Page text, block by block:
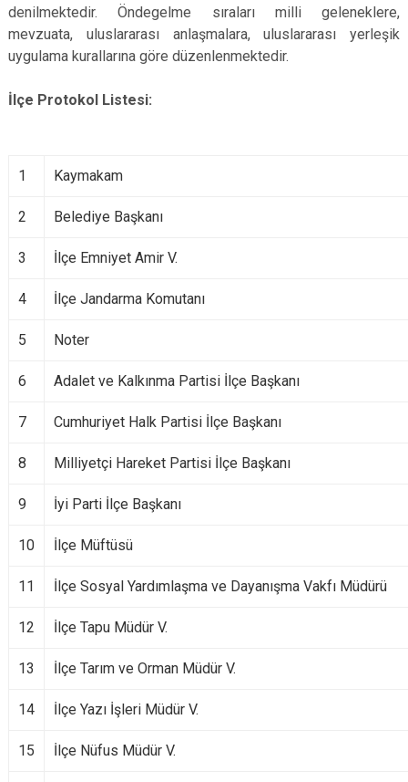
denilmektedir. Öndegelme sıraları milli geleneklere,
mevzuata, uluslararası anlaşmalara, uluslararası yerleşik
uygulama kurallarına göre düzenlenmektedir.
İlçe Protokol Listesi:
1 Kaymakam
2 Belediye Başkanı
3 İlçe Emniyet Amir V.
4 İlçe Jandarma Komutanı
5 Noter
6 Adalet ve Kalkınma Partisi İlçe Başkanı
7 Cumhuriyet Halk Partisi İlçe Başkanı
8 Milliyetçi Hareket Partisi İlçe Başkanı
9 İyi Parti İlçe Başkanı
10 İlçe Müftüsü
11 İlçe Sosyal Yardımlaşma ve Dayanışma Vakfı Müdürü
12 İlçe Tapu Müdür V.
13 İlçe Tarım ve Orman Müdür V.
14 İlçe Yazı İşleri Müdür V.
15 İlçe Nüfus Müdür V.